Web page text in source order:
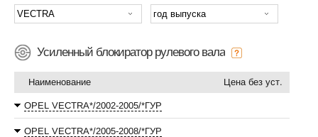
Усиленный блокиратор рулевого вала
Наименование Цена без уст.
OPEL VECTRA*/2002-2005/*ГУР
OPEL VECTRA*/2005-2008/*ГУР